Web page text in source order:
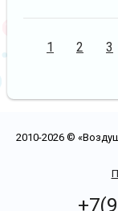
1 2 3
2010-2026 ©